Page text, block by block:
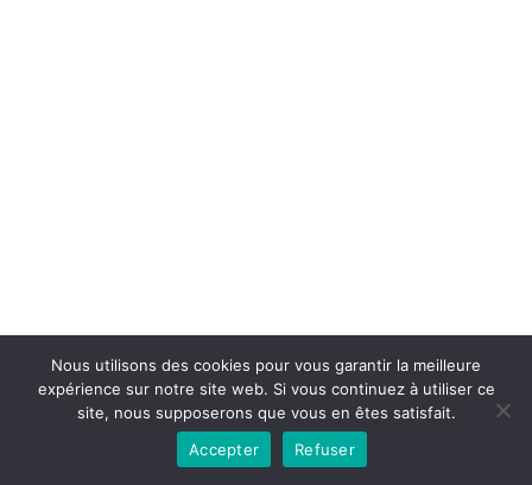
Copyright © 2026la boutique mirabelle}.
Nous utilisons des cookies pour vous garantir la meilleure
expérience sur notre site web. Si vous continuez à utiliser ce
site, nous supposerons que vous en êtes satisfait.
Accepter
Refuser